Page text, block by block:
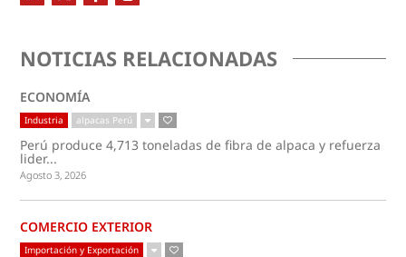
NOTICIAS RELACIONADAS
ECONOMÍA
Industria alpacas Perú
Perú produce 4,713 toneladas de fibra de alpaca y refuerza
lider...
Agosto 3, 2026
COMERCIO EXTERIOR
Importación y Exportación